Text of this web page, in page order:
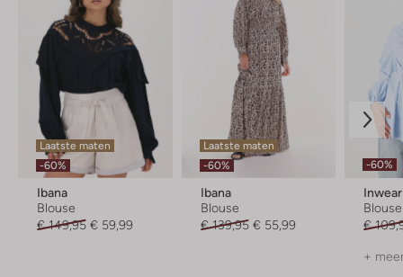
Laatste maten
-60%
Ibana
Blouse
€ 149,95 € 59,99
Laatste maten
-60%
Ibana
Blouse
€ 139,95 € 55,99
-60%
Inwear
Blouse
€
+